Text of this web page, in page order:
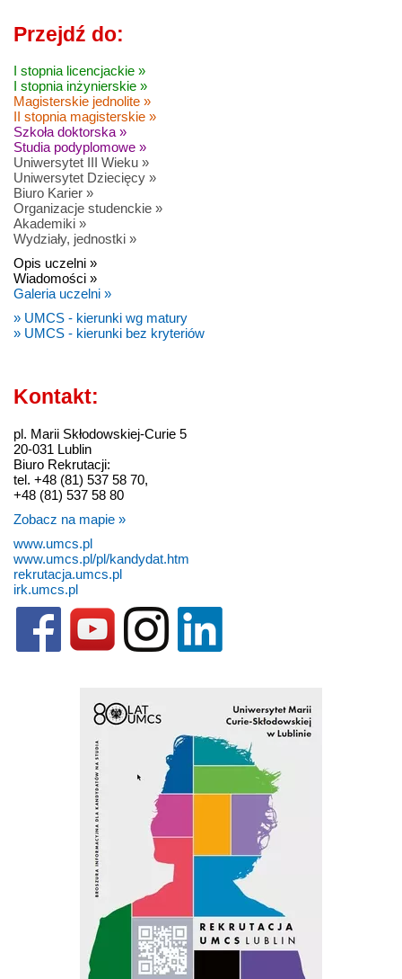
Przejdź do:
I stopnia licencjackie »
I stopnia inżynierskie »
Magisterskie jednolite »
II stopnia magisterskie »
Szkoła doktorska »
Studia podyplomowe »
Uniwersytet III Wieku »
Uniwersytet Dziecięcy »
Biuro Karier »
Organizacje studenckie »
Akademiki »
Wydziały, jednostki »
Opis uczelni »
Wiadomości »
Galeria uczelni »
» UMCS - kierunki wg matury
» UMCS - kierunki bez kryteriów
Kontakt:
pl. Marii Skłodowskiej-Curie 5
20-031 Lublin
Biuro Rekrutacji:
tel. +48 (81) 537 58 70,
+48 (81) 537 58 80
Zobacz na mapie »
www.umcs.pl
www.umcs.pl/pl/kandydat.htm
rekrutacja.umcs.pl
irk.umcs.pl